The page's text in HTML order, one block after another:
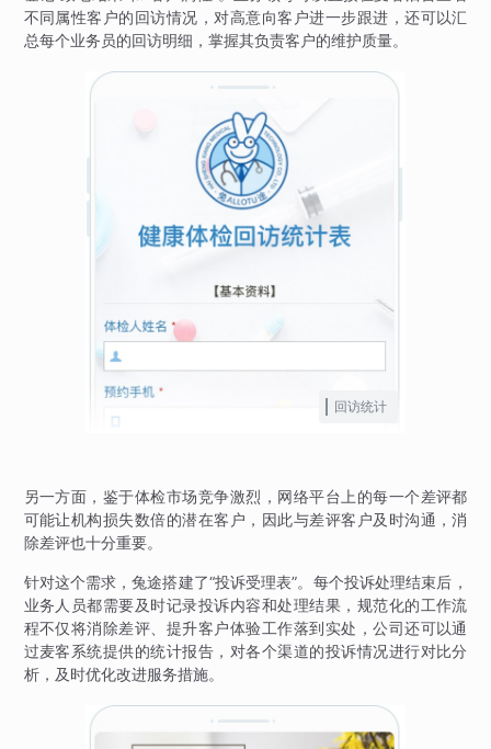
不同属性客户的回访情况，对高意向客户进一步跟进，还可以汇
总每个业务员的回访明细，掌握其负责客户的维护质量。
回访统计
另一方面，鉴于体检市场竞争激烈，网络平台上的每一个差评都
可能让机构损失数倍的潜在客户，因此与差评客户及时沟通，消
除差评也十分重要。
针对这个需求，兔途搭建了“投诉受理表”。每个投诉处理结束后，
业务人员都需要及时记录投诉内容和处理结果，规范化的工作流
程不仅将消除差评、提升客户体验工作落到实处，公司还可以通
过麦客系统提供的统计报告，对各个渠道的投诉情况进行对比分
析，及时优化改进服务措施。